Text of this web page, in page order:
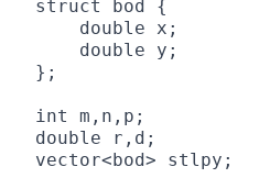
struct bod {
    double x;
    double y;
};
int m,n,p;
double r,d;
vector<bod> stlpy;